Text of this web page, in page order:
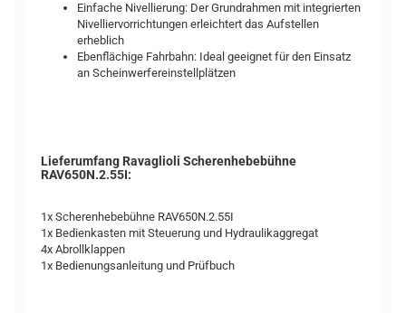
Einfache Nivellierung: Der Grundrahmen mit integrierten
Nivelliervorrichtungen erleichtert das Aufstellen
erheblich
Ebenflächige Fahrbahn: Ideal geeignet für den Einsatz
an Scheinwerfereinstellplätzen
Lieferumfang Ravaglioli Scherenhebebühne
RAV650N.2.55I:
1x Scherenhebebühne RAV650N.2.55I
1x Bedienkasten mit Steuerung und Hydraulikaggregat
4x Abrollklappen
1x Bedienungsanleitung und Prüfbuch